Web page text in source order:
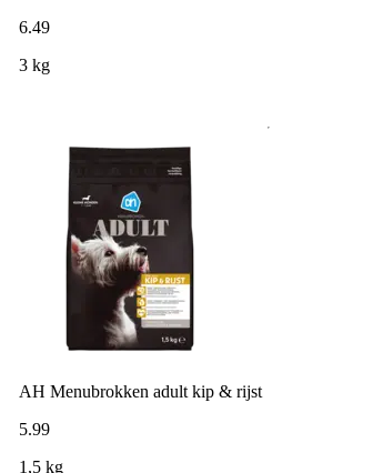
6.49
3 kg
AH Menubrokken adult kip & rijst
5.99
1,5 kg